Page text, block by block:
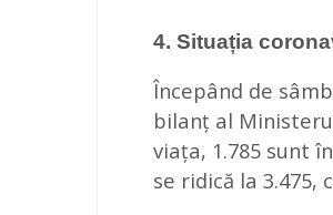
4. Situația
Începând de
bilanț al
viața, 1.785 sunt
se ridică la